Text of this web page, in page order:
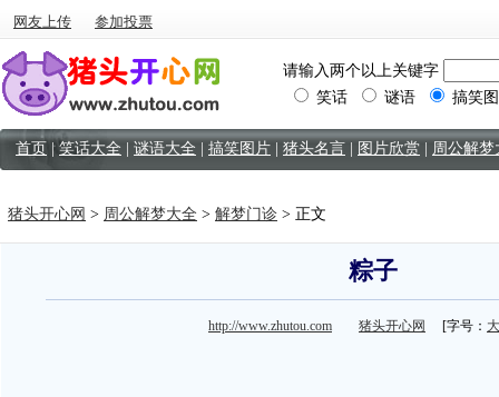
网友上传 参加投票
请输入两个以上关键字
笑话
谜语 搞笑
首页 | 笑话大全 谜语大全 搞笑图片 猪头名言 图片欣赏 周公解梦
猪头开心网 > 周公解梦大全 > 解梦门诊 > 正文
粽子
http://www.zhutou.com 猪头开心网 [字号： 大